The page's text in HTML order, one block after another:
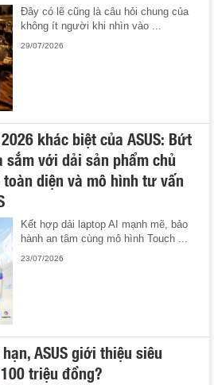
Đây có lẽ cũng là câu hỏi chung của
không ít người khi nhìn vào ...
29/07/2026
khác biệt của ASUS: Bứt
với dải sản phẩm chủ
diện và mô hình tư vấn
Kết hợp dải laptop AI mạnh mẽ, bảo
hành an tâm cùng mô hình Touch ...
23/07/2026
ASUS giới thiệu siêu
triệu đồng?